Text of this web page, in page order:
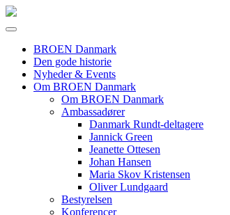
BROEN Danmark
Den gode historie
Nyheder & Events
Om BROEN Danmark
Om BROEN Danmark
Ambassadører
Danmark Rundt-deltagere
Jannick Green
Jeanette Ottesen
Johan Hansen
Maria Skov Kristensen
Oliver Lundgaard
Bestyrelsen
Konferencer